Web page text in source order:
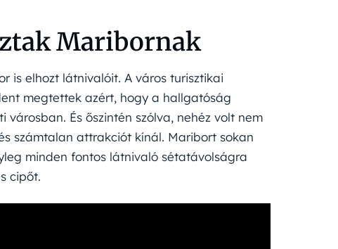
Maribornak
is elhozt látnivalóit. A város turisztikai
megtettek azért, hogy a hallgatóság
És őszintén szólva, nehéz volt nem
számtalan attrakciót kínál. Maribort sokan
minden fontos látnivaló sétatávolságra
cipőt.